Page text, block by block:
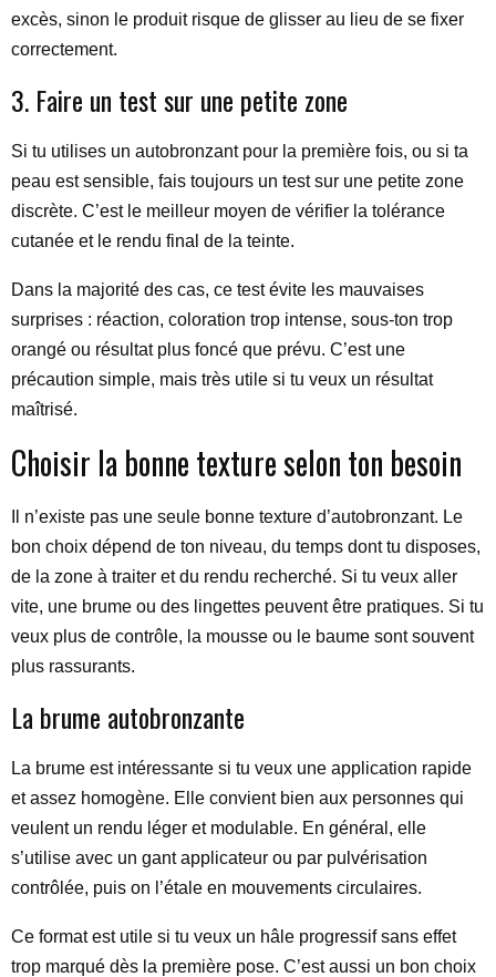
excès, sinon le produit risque de glisser au lieu de se fixer
correctement.
3. Faire un test sur une petite zone
Si tu utilises un autobronzant pour la première fois, ou si ta
peau est sensible, fais toujours un test sur une petite zone
discrète. C’est le meilleur moyen de vérifier la tolérance
cutanée et le rendu final de la teinte.
Dans la majorité des cas, ce test évite les mauvaises
surprises : réaction, coloration trop intense, sous-ton trop
orangé ou résultat plus foncé que prévu. C’est une
précaution simple, mais très utile si tu veux un résultat
maîtrisé.
Choisir la bonne texture selon ton besoin
Il n’existe pas une seule bonne texture d’autobronzant. Le
bon choix dépend de ton niveau, du temps dont tu disposes,
de la zone à traiter et du rendu recherché. Si tu veux aller
vite, une brume ou des lingettes peuvent être pratiques. Si tu
veux plus de contrôle, la mousse ou le baume sont souvent
plus rassurants.
La brume autobronzante
La brume est intéressante si tu veux une application rapide
et assez homogène. Elle convient bien aux personnes qui
veulent un rendu léger et modulable. En général, elle
s’utilise avec un gant applicateur ou par pulvérisation
contrôlée, puis on l’étale en mouvements circulaires.
Ce format est utile si tu veux un hâle progressif sans effet
trop marqué dès la première pose. C’est aussi un bon choix